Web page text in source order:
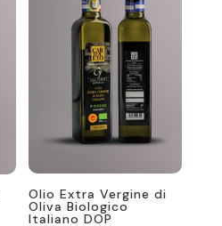
Olio Extra Vergine di
Oliva Biologico
Italiano DOP